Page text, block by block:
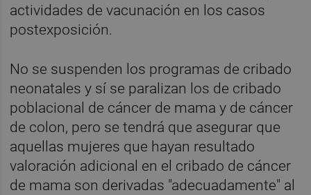
actividades de vacunación en los casos
postexposición.
No se suspenden los programas de cribado
neonatales y sí se paralizan los de cribado
poblacional de cáncer de mama y de cáncer
de colon, pero se tendrá que asegurar que
aquellas mujeres que hayan resultado
valoración adicional en el cribado de cáncer
de mama son derivadas "adecuadamente" al